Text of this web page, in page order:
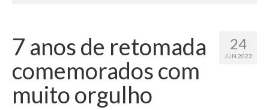
Eleição 2024 – Comissão Eleitoral
Histórico
Diretoria
24
JUN 2022
7 anos de retomada
comemorados com
muito orgulho